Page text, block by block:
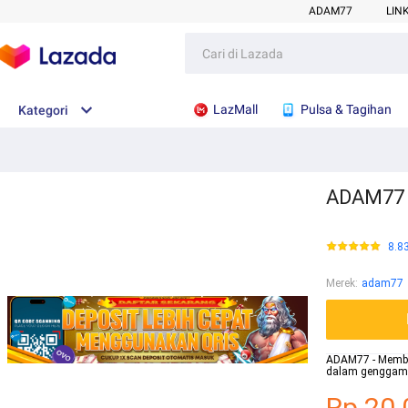
ADAM77
Kategori LazMall Pulsa & Tagihan
Merek: adam77
ADAM77 -
dalam